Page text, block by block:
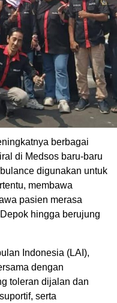
berbagai
di Medsos baru-baru
digunakan untuk
membawa
pasien merasa
hingga berujung
Indonesia (LAI),
dengan
toleran dijalan dan
serta